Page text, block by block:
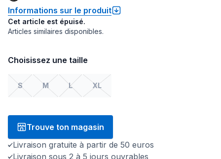
Informations sur le produit
Cet article est épuisé.
Articles similaires disponibles.
Choisissez une taille
S M L XL
Trouve ton magasin
Livraison gratuite à partir de 50 euros
Livraison sous 2 à 5 jours ouvrables